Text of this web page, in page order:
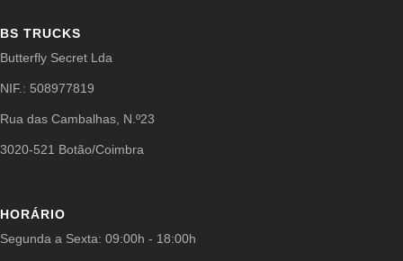
BS TRUCKS
Butterfly Secret Lda
NIF.: 508977819
Rua das Cambalhas, N.º23
3020-521 Botão/Coimbra
HORÁRIO
Segunda a Sexta: 09:00h - 18:00h